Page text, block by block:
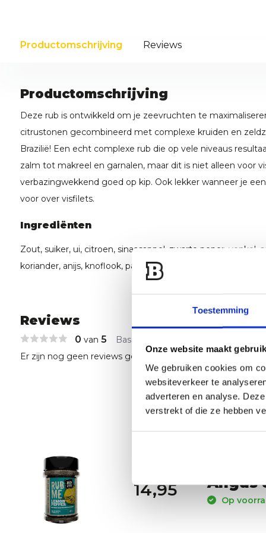
Toestemming
Onze website maakt
We gebruiken cookies om
websiteverkeer te
adverteren en analyse.
verstrekt of die ze hebben
Productomschrijving Reviews
Productomschrijving
Deze rub is ontwikkeld om je zeevruchten te
citrustonen gecombineerd met complexe kruiden en
Brazilië! Een echt complexe rub die op vele niveaus
zalm tot makreel en garnalen, maar dit is niet alleen voor
verbazingwekkend goed op kip. Ook lekker wanneer je
voor over visfilets.
Ingrediënten
Zout, suiker, ui, citroen, sinaasappel, zwarte peper, venkel,
koriander, anijs, knoflook, paprika, kardemom, karwijzaad,
Reviews
0 van 5
Based on 0 reviews
Er zijn nog geen reviews geschreven over dit product..
14,95 Angus
Op